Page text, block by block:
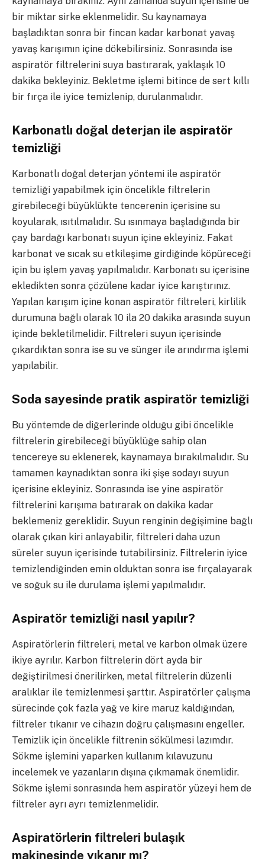
bir miktar sirke eklenmelidir. Su kaynamaya
başladıktan sonra bir fincan kadar karbonat yavaş
yavaş karışımın içine dökebilirsiniz. Sonrasında ise
aspiratör filtrelerini suya bastırarak, yaklaşık 10
dakika bekleyiniz. Bekletme işlemi bitince de sert kıllı
bir fırça ile iyice temizlenip, durulanmalıdır.
Karbonatlı doğal deterjan ile aspiratör
temizliği
Karbonatlı doğal deterjan yöntemi ile aspiratör
temizliği yapabilmek için öncelikle filtrelerin
girebileceği büyüklükte tencerenin içerisine su
koyularak, ısıtılmalıdır. Su ısınmaya başladığında bir
çay bardağı karbonatı suyun içine ekleyiniz. Fakat
karbonat ve sıcak su etkileşime girdiğinde köpüreceği
için bu işlem yavaş yapılmalıdır. Karbonatı su içerisine
ekledikten sonra çözülene kadar iyice karıştırınız.
Yapılan karışım içine konan aspiratör filtreleri, kirlilik
durumuna bağlı olarak 10 ila 20 dakika arasında suyun
içinde bekletilmelidir. Filtreleri suyun içerisinde
çıkardıktan sonra ise su ve sünger ile arındırma işlemi
yapılabilir.
Soda sayesinde pratik aspiratör temizliği
Bu yöntemde de diğerlerinde olduğu gibi öncelikle
filtrelerin girebileceği büyüklüğe sahip olan
tencereye su eklenerek, kaynamaya bırakılmalıdır. Su
tamamen kaynadıktan sonra iki şişe sodayı suyun
içerisine ekleyiniz. Sonrasında ise yine aspiratör
filtrelerini karışıma batırarak on dakika kadar
beklemeniz gereklidir. Suyun renginin değişimine bağlı
olarak çıkan kiri anlayabilir, filtreleri daha uzun
süreler suyun içerisinde tutabilirsiniz. Filtrelerin iyice
temizlendiğinden emin olduktan sonra ise fırçalayarak
ve soğuk su ile durulama işlemi yapılmalıdır.
Aspiratör temizliği nasıl yapılır?
Aspiratörlerin filtreleri, metal ve karbon olmak üzere
ikiye ayrılır. Karbon filtrelerin dört ayda bir
değiştirilmesi önerilirken, metal filtrelerin düzenli
aralıklar ile temizlenmesi şarttır. Aspiratörler çalışma
sürecinde çok fazla yağ ve kire maruz kaldığından,
filtreler tıkanır ve cihazın doğru çalışmasını engeller.
Temizlik için öncelikle filtrenin sökülmesi lazımdır.
Sökme işlemini yaparken kullanım kılavuzunu
incelemek ve yazanların dışına çıkmamak önemlidir.
Sökme işlemi sonrasında hem aspiratör yüzeyi hem de
filtreler ayrı ayrı temizlenmelidir.
Aspiratörlerin filtreleri bulaşık
makinesinde yıkanır mı?